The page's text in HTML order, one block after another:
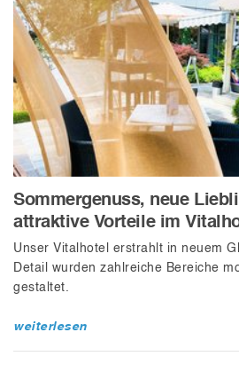
Sommergenuss, neue
attraktive Vorteile im
Unser Vitalhotel erstrahlt in neuem
Detail wurden zahlreiche Bereiche
gestaltet.
weiterlesen